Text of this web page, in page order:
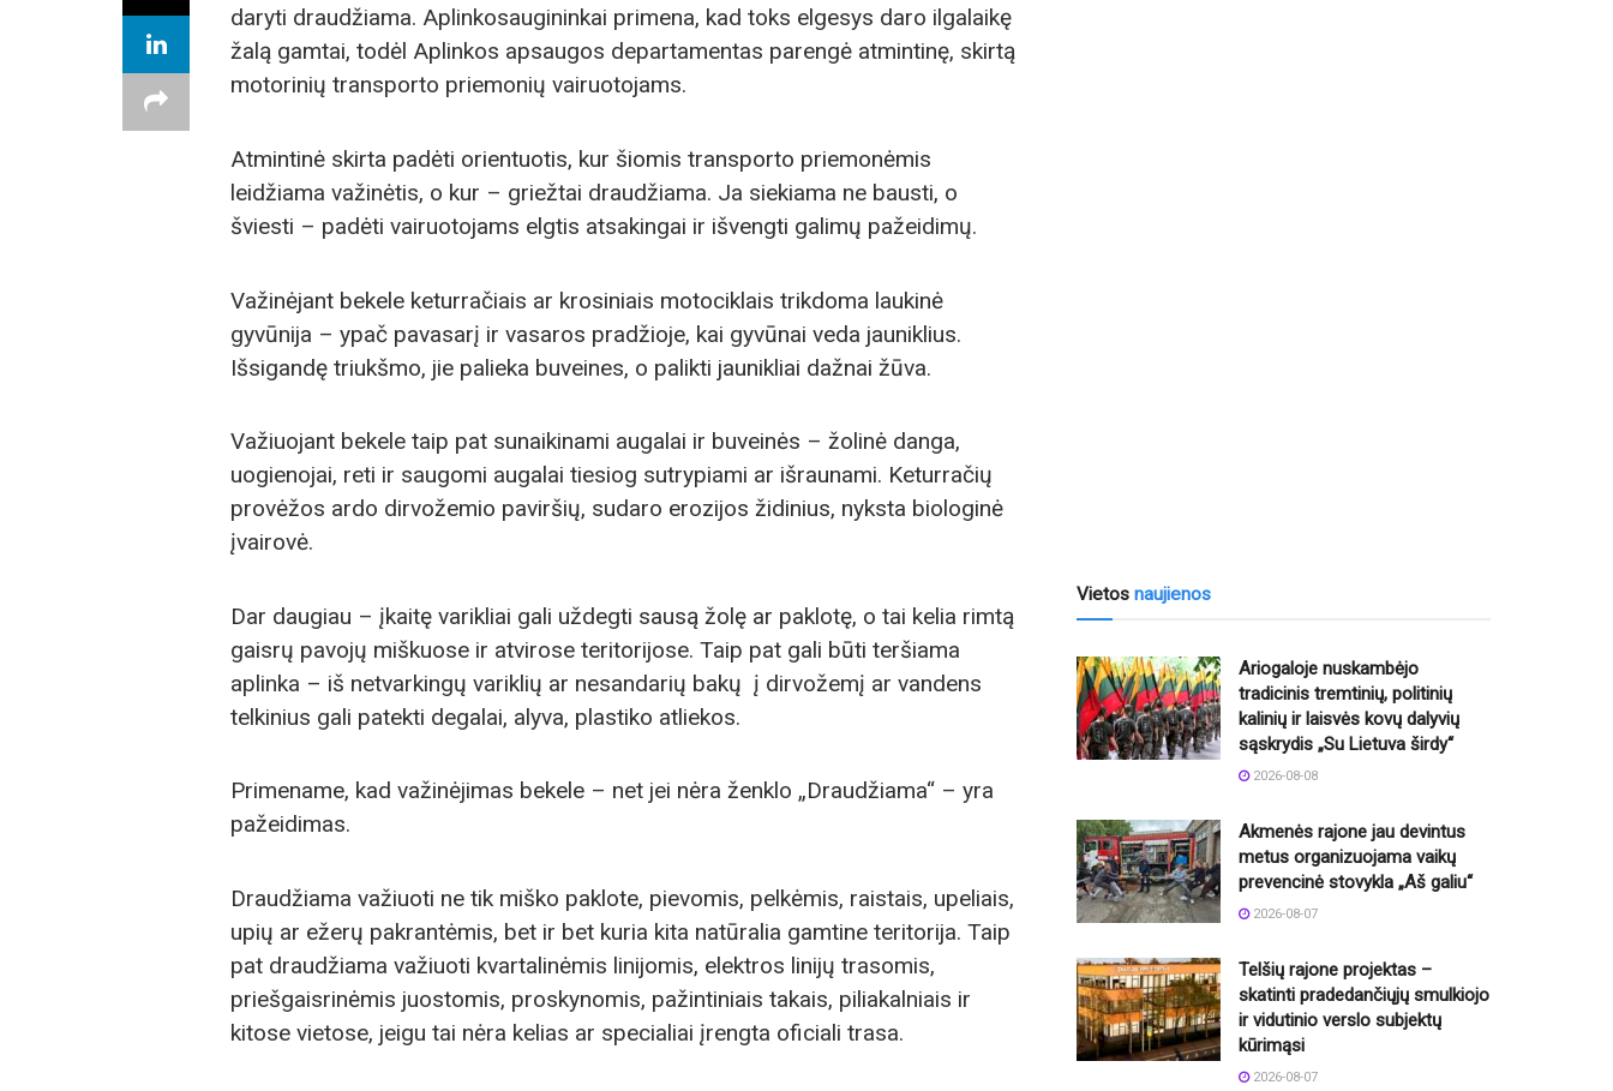
daryti draudžiama. Aplinkosaugininkai primena, kad toks elgesys daro ilgalaikę
žalą gamtai, todėl Aplinkos apsaugos departamentas parengė atmintinę, skirtą
motorinių transporto priemonių vairuotojams.
Atmintinė skirta padėti orientuotis, kur šiomis transporto priemonėmis
leidžiama važinėtis, o kur – griežtai draudžiama. Ja siekiama ne bausti, o
šviesti – padėti vairuotojams elgtis atsakingai ir išvengti galimų pažeidimų.
Važinėjant bekele keturračiais ar krosiniais motociklais trikdoma laukinė
gyvūnija – ypač pavasarį ir vasaros pradžioje, kai gyvūnai veda jauniklius.
Išsigandę triukšmo, jie palieka buveines, o palikti jaunikliai dažnai žūva.
Važiuojant bekele taip pat sunaikinami augalai ir buveinės – žolinė danga,
uogienojai, reti ir saugomi augalai tiesiog sutrypiami ar išraunami. Keturračių
provėžos ardo dirvožemio paviršių, sudaro erozijos židinius, nyksta biologinė
įvairovė.
Dar daugiau – įkaitę varikliai gali uždegti sausą žolę ar paklotę, o tai kelia rimtą
gaisrų pavojų miškuose ir atvirose teritorijose. Taip pat gali būti teršiama
aplinka – iš netvarkingų variklių ar nesandarių bakų į dirvožemį ar vandens
telkinius gali patekti degalai, alyva, plastiko atliekos.
Primename, kad važinėjimas bekele – net jei nėra ženklo „Draudžiama“ – yra
pažeidimas.
Draudžiama važiuoti ne tik miško paklote, pievomis, pelkėmis, raistais, upeliais,
upių ar ežerų pakrantėmis, bet ir bet kuria kita natūralia gamtine teritorija. Taip
pat draudžiama važiuoti kvartalinėmis linijomis, elektros linijų trasomis,
priešgaisrinėmis juostomis, proskynomis, pažintiniais takais, piliakalniais ir
kitose vietose, jeigu tai nėra kelias ar specialiai įrengta oficiali trasa.
Vietos naujienos
Ariogaloje nuskambėjo
tradicinis tremtinių, politinių
kalinių ir laisvės kovų dalyvių
sąskrydis „Su Lietuva širdy“
2026-08-08
Akmenės rajone jau devintus
metus organizuojama vaikų
prevencinė stovykla „Aš galiu“
2026-08-07
Telšių rajone projektas –
skatinti pradedančiųjų smulkiojo
ir vidutinio verslo subjektų
kūrimąsi
2026-08-07